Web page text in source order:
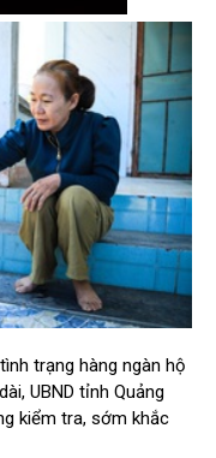
trạng hàng ngàn hộ
UBND tỉnh Quảng
kiểm tra, sớm khắc